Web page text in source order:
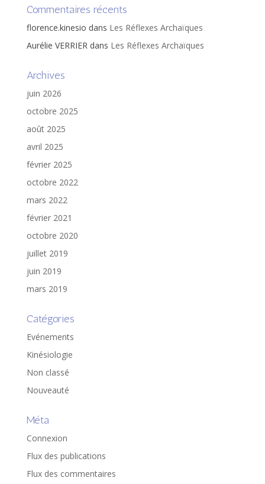
Commentaires récents
florence.kinesio dans Les Réflexes Archaïques
Aurélie VERRIERdans Les Réflexes Archaïques
Archives
juin 2026
octobre 2025
août 2025
avril 2025
février 2025
octobre 2022
mars 2022
février 2021
octobre 2020
juillet 2019
juin 2019
mars 2019
Catégories
Evénements
Kinésiologie
Non classé
Nouveauté
Méta
Connexion
Flux des publications
Flux des commentaires